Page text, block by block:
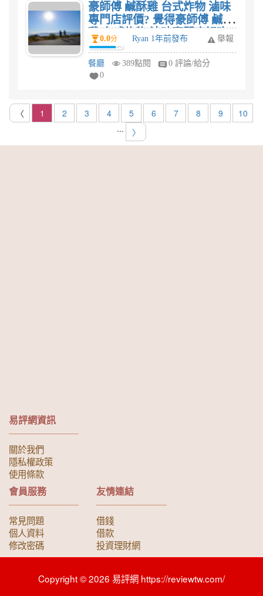
豪師傅 鹹酥雞 台式炸物 滷味
專門店評價? 覺得豪師傅 鹹酥
雞 台式炸物 滷味專門店好吃
嗎?
0.0分 Ryan 1年前發布 舉報
餐廳 389點閱
0 評論/給分
0
〈 1 2 3 4 5 6 7 8 9
10
...
〉
易評網資訊
關於我們
隱私權政策
使用條款
會員服務
常見問題
個人資料
修改密碼
友情連結
借錢
借款
投資理財網
Copyright © 2026 易評網 https://reviewtw.com/